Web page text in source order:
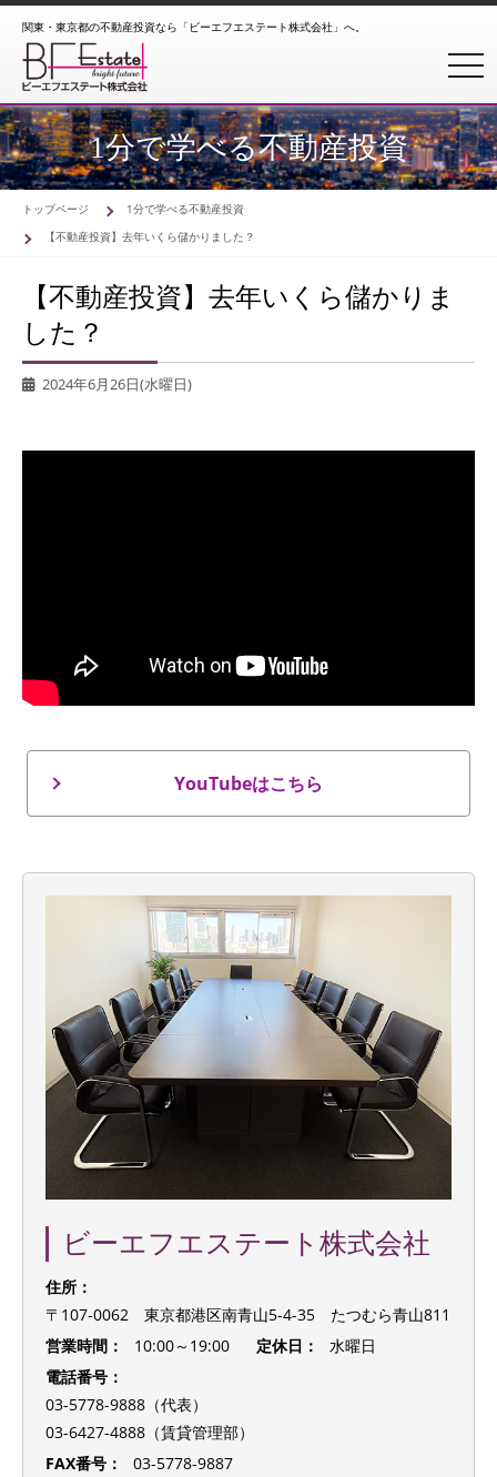
関東・東京都の不動産投資なら「ビーエフエステート株式会社」へ。
1分で学べる不動産投資
トップページ
1分で学べる不動産投資
【不動産投資】去年いくら儲かりました？
【不動産投資】去年いくら儲かりま
した？
2024年6月26日(水曜日)
YouTubeはこちら
ビーエフエステート株式会社
住所：
〒107-0062 東京都港区南青山5-4-35 たつむら青山811
営業時間：
10:00～19:00 定休日：
水曜日
電話番号：
03-5778-9888（代表）
03-6427-4888（賃貸管理部）
FAX番号：
03-5778-9887